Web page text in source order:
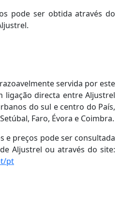
pode ser obtida através do
servida por este
ligação directa entre Aljustrel
do sul e centro do País,
Faro, Évora e Coimbra.
e preços pode ser consultada
Aljustrel ou através do site:
pt